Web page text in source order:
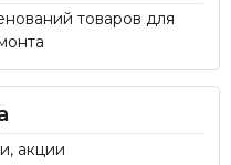
товаров для
акции